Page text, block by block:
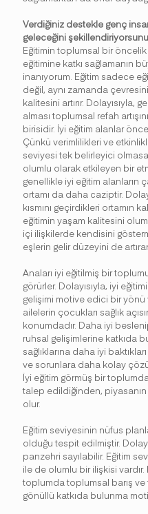
Verdiğiniz destekle genç
geleceğini
Eğitimin toplumsal bir
eğitimine katkı sağlamanın
inanıyorum. Eğitim sadece
değil, aynı zamanda
kalitesini artırır. Dolayısıyla,
alması toplumsal refah
birisidir. İyi eğitim alanlar
Çünkü verimlilikleri ve
seviyesi tek belirleyici
olumlu olarak etkileyen bir
genellikle iyi eğitim alanların
ortamı da daha caziptir.
kısmını geçirdikleri ortamın
eğitimin yaşam kalitesini
içi ilişkilerde kendisini
eşlerin gelir düzeyini de
Anaları iyi eğitilmiş bir
görürler. Dolayısıyla, iyi
gelişimi motive edici bir yönü
ailelerin çocukları sağlık
konumdadır. Daha iyi
ruhsal gelişimlerine katkıda
sağlıklarına daha iyi
ve sorunlara daha kolay
İyi eğitim görmüş bir
talep edildiğinden, piyasanın
olur.
Eğitim seviyesinin nüfus
olduğu tespit edilmiştir.
panzehri sayılabilir. Eğitim
ile de olumlu bir ilişkisi vardır.
toplumda toplumsal barış
gönüllü katkıda bulunma